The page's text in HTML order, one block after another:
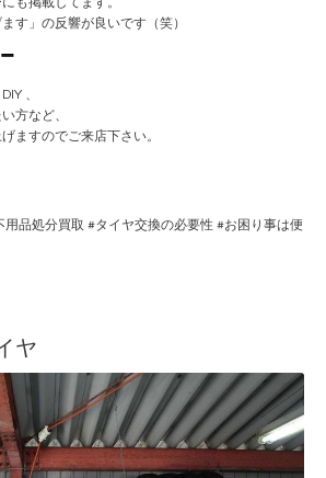
も掲載してます。
す」の反響が良いです（笑）
、
方など、
ますのでご来店下さい。
用品処分買取 #タイヤ交換の必要性 #お困り事は便
ヤ